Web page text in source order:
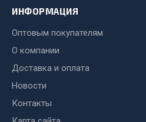
Alteco
Aвтосил
Chevron
Cosmo
ИНФОРМАЦИЯ
Оптовым покупателям
О компании
Доставка и оплата
Новости
Контакты